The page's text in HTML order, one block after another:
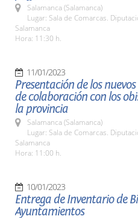
Salamanca (Salamanca)
Lugar: Sala de Comarcas.
Salamanca
Hora: 11:30 h.
11/01/2023
Presentación de los
de colaboración con los
la provincia
Salamanca (Salamanca)
Lugar: Sala de Comarcas.
Salamanca
Hora: 11:00 h.
10/01/2023
Entrega de Inventario de
Ayuntamientos